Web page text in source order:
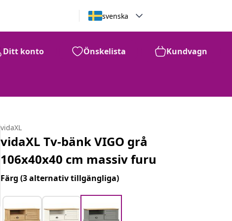
svenska
Ditt konto Önskelista Kundvagn
vidaXL
vidaXL Tv-bänk VIGO grå
106x40x40 cm massiv furu
Färg(3 alternativ tillgängliga)